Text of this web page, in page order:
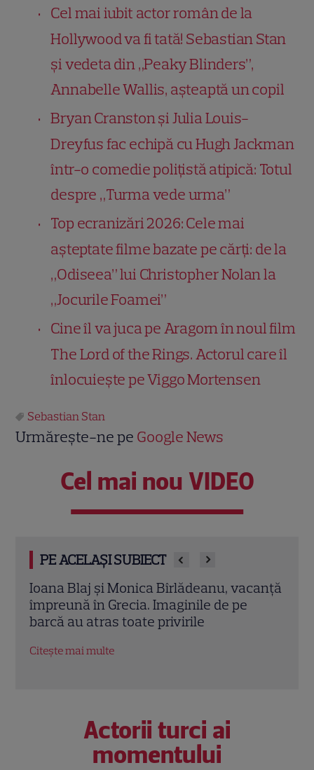
Cel mai iubit actor român de la
Hollywood va fi tată! Sebastian Stan
și vedeta din „Peaky Blinders”,
Annabelle Wallis, așteaptă un copil
Bryan Cranston și Julia Louis-
Dreyfus fac echipă cu Hugh Jackman
într-o comedie polițistă atipică: Totul
despre „Turma vede urma”
Top ecranizări 2026: Cele mai
așteptate filme bazate pe cărți: de la
„Odiseea” lui Christopher Nolan la
„Jocurile Foamei”
Cine îl va juca pe Aragorn în noul film
The Lord of the Rings. Actorul care îl
înlocuiește pe Viggo Mortensen
Sebastian Stan
Urmărește-ne pe Google News
Cel mai nou VIDEO
PE ACELAȘI SUBIECT
Ioana Blaj și Monica Bîrlădeanu, vacanță
împreună în Grecia. Imaginile de pe
barcă au atras toate privirile
Citește mai multe
Actorii turci ai
momentului